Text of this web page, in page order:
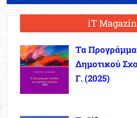
iT
Τα
Δημοτικού
Γ. (2025)